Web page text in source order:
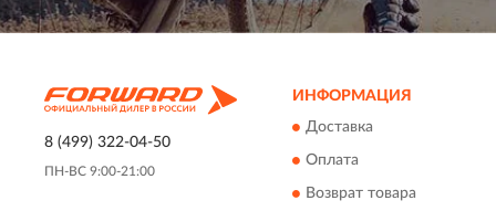
8 (499) 322-04-50
ПН-ВС 9:00-21:00
ИНФОРМАЦИЯ
Доставка
Оплата
Возврат товара